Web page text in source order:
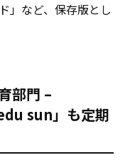
」など、保存版とし
部門 –
sun」も定期